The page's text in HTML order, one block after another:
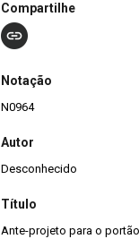
Compartilhe
Notação
N0964
Autor
Desconhecido
Título
Ante-projeto para o